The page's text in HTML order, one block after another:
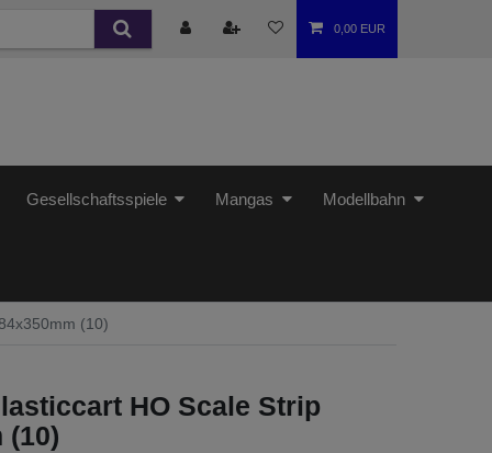
0,00 EUR
Gesellschaftsspiele Mangas Modellbahn
(10)
HO Scale Strip
(10)